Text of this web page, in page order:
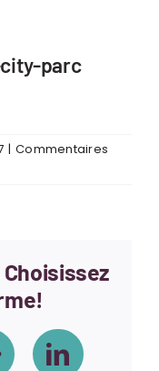
parc
| Commentaires
Reddit LinkedIn